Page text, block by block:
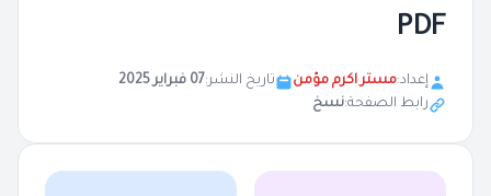
PDF
إعداد:مستر اكرم مؤمن تاريخ النشر:07 فبراير 2025
رابط الصفحة:نسخ